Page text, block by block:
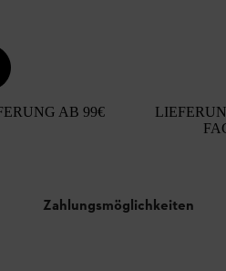
AB 99€
Zahlungsmöglichkeiten